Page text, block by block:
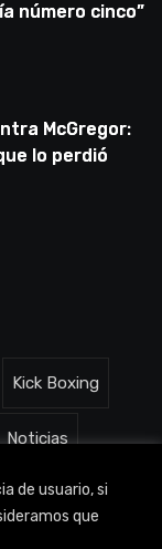
de usuario, si
que
número cinco”
McGregor:
lo perdió
Kick Boxing
Noticias